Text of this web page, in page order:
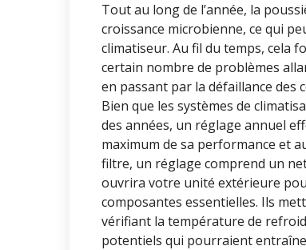
Tout au long de l’année, la
croissance microbienne, ce qui
climatiseur. Au fil du temps, cela
certain nombre de problèmes
en passant par la défaillance des
Bien que les systèmes de
des années, un réglage annuel
maximum de sa performance et
filtre, un réglage comprend un
ouvrira votre unité extérieure
composantes essentielles. Ils
vérifiant la température de
potentiels qui pourraient